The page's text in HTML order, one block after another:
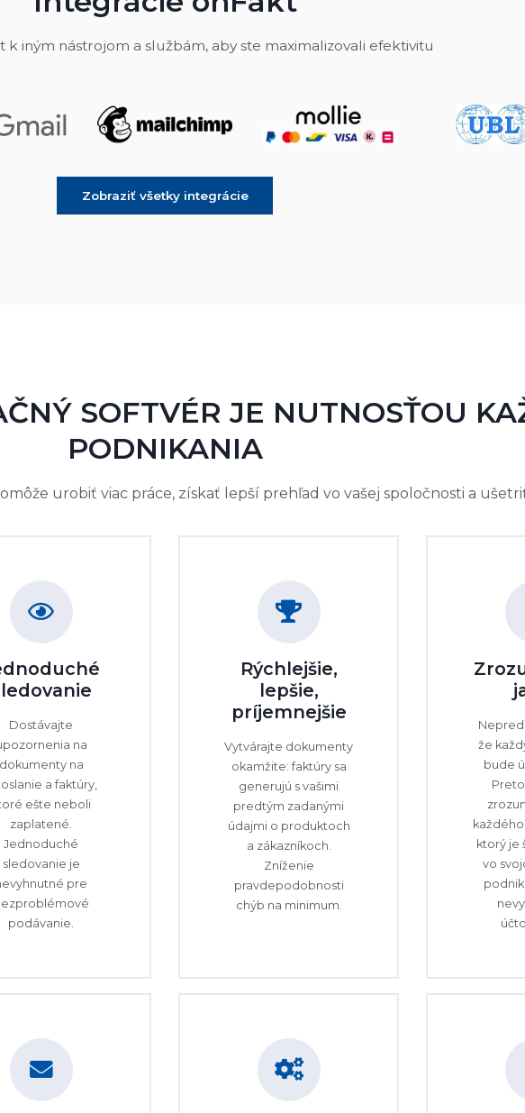
k iným nástrojom a službám, aby ste maximalizovali efektivitu
Zobraziť všetky integrácie
SOFTVÉR JE NUTNOSŤOU
PODNIKANIA
urobiť viac práce, získať lepší prehľad vo vašej spoločnosti a
Dostávajte
na
dokumenty na
a faktúry,
ešte neboli
zaplatené.
Jednoduché
sledovanie je
pre
podávanie.
Rýchlejšie,
lepšie,
príjemnejšie
Vytvárajte dokumenty
okamžite: faktúry sa
generujú s vašimi
predtým zadanými
údajmi o produktoch
a zákazníkoch.
Zníženie
pravdepodobnosti
chýb na minimum.
že
bude
ktorý je
vo